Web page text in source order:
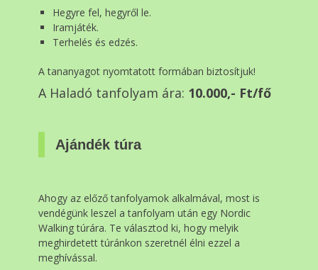
Hegyre fel, hegyről le.
Iramjáték.
Terhelés és edzés.
A tananyagot nyomtatott formában biztosítjuk!
A Haladó tanfolyam ára: 10.000,- Ft/fő
Ajándék túra
Ahogy az előző tanfolyamok alkalmával, most is
vendégünk leszel a tanfolyam után egy Nordic
Walking túrára. Te választod ki, hogy melyik
meghirdetett túránkon szeretnél élni ezzel a
meghívással.